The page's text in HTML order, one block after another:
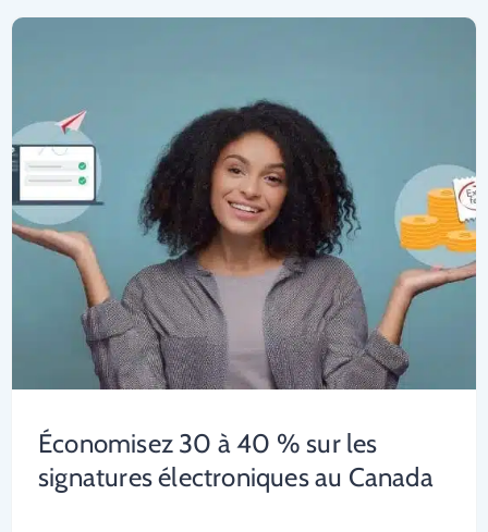
Économisez 30 à 40 % sur les
signatures électroniques au Canada